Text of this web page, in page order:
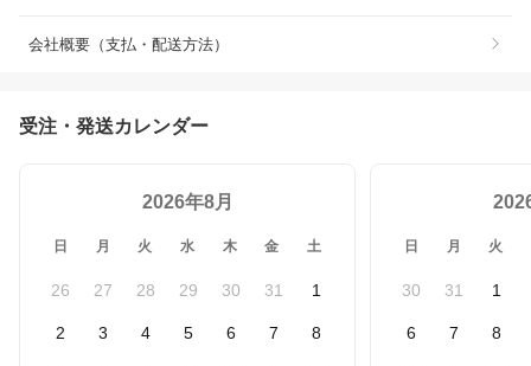
会社概要（支払・配送方法）
受注・発送カレンダー
2026年8月
日 月 火 水 木 金 土
26 27 28 29 30 31 1
2 3 4 5 6 7 8
日 月 火
30 31 1
6 7 8